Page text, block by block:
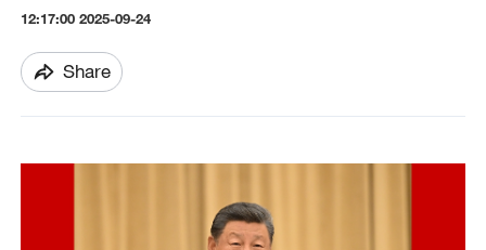
12:17:00 2025-09-24
Share